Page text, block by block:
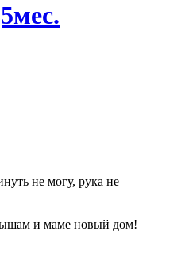
не могу, рука не
и маме новый дом!